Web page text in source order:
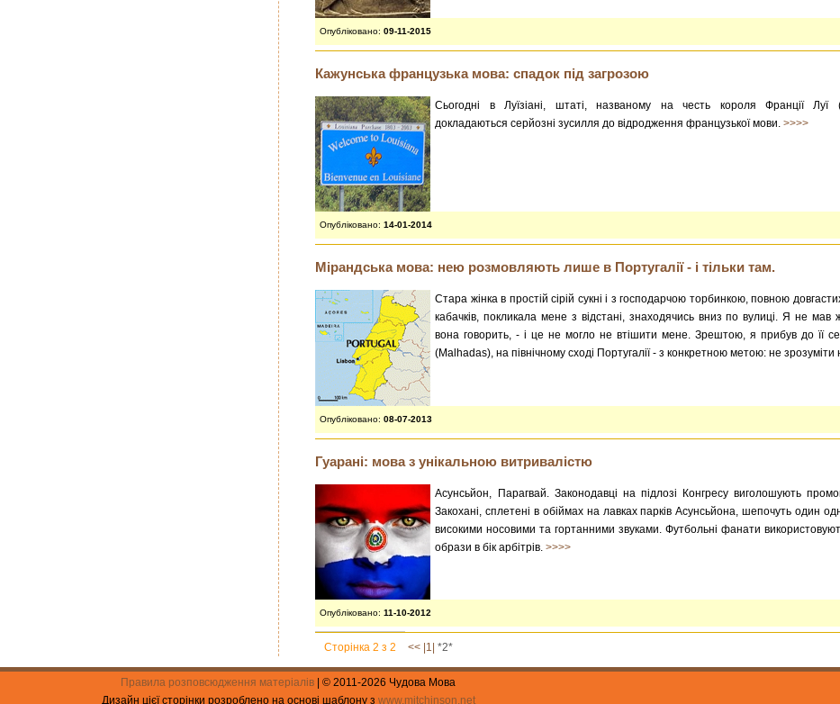
Опубліковано:09-11-2015
Кажунська французька мова: спадок під загрозою
Сьогодні в Луїзіані, штаті, названому на честь короля Франції Луї
докладаються серйозні зусилля до відродження французької мови.>>>>
Опубліковано:14-01-2014
Мірандська мова: нею розмовляють лише в Португалії - і тільки там.
Стара жінка в простій сірій сукні і з господарчою торбинкою, повною
кабачків, покликала мене з відстані, знаходячись вниз по вулиці. Я не мав
вона говорить, - і це не могло не втішити мене. Зрештою, я прибув до її
(Malhadas), на північному сході Португалії - з конкретною метою: не зрозуміти
Опубліковано:08-07-2013
Гуарані: мова з унікальною витривалістю
Асунсьйон, Парагвай. Законодавці на підлозі Конгресу виголошують
Закохані, сплетені в обіймах на лавках парків Асунсьйона, шепочуть один
високими носовими та гортанними звуками. Футбольні фанати
образи в бік арбітрів.>>>>
Опубліковано:11-10-2012
Сторінка 2 з 2 << |1|*2*
Правила розповсюдження матеріалів | © 2011-2026 Чудова Мова
Дизайн цієї сторінки розроблено на основі шаблону з www.mitchinson.net